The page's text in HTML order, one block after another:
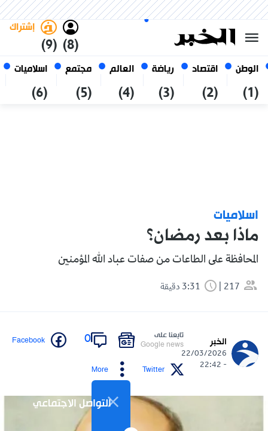
الوطن
(1)
اقتصاد
(2)
رياضة
(3)
العالم
(4)
مجتمع
(5)
اسلاميات
(6)
(8)
إشتراك
(9)
07 أغسطس 2026
الجزائر
اسلاميات
ماذا بعد رمضان؟
المحافظة على الطاعات من صفات عباد الله المؤمنين
217
الخبر
22/03/2026
- 22:42
تابعنا على
Google news
0
Facebook
Twitter
More
التواصل الاجتماعي